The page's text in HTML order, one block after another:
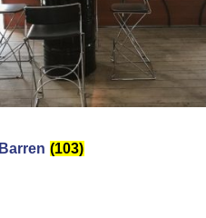
Barren (103)